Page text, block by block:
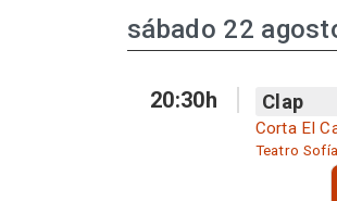
sábado 22
20:30h Clap
Corta El
Teatro Sofía